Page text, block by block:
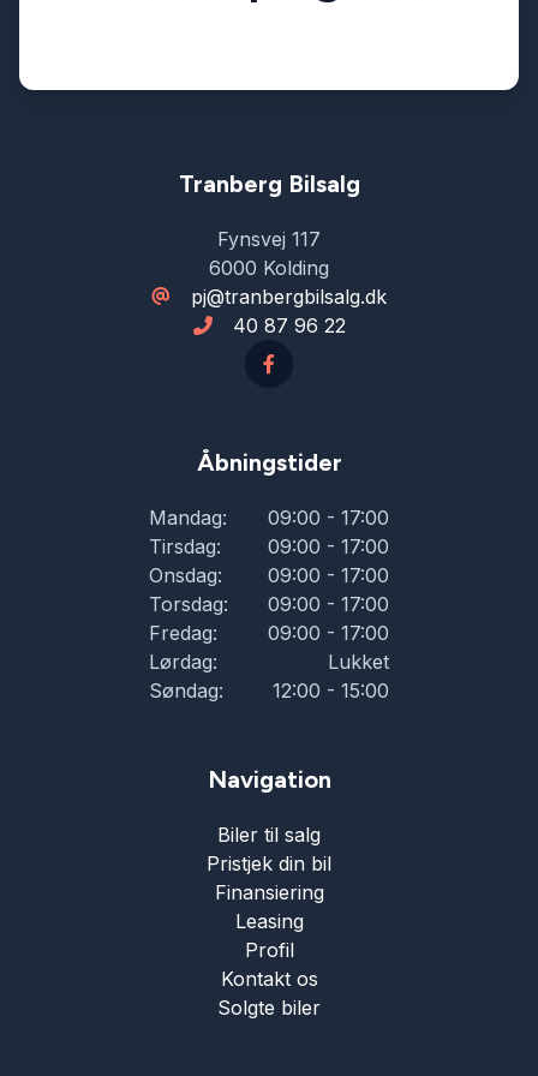
Tagræling
Tranberg Bilsalg
Fynsvej 117
6000 Kolding
pj@tranbergbilsalg.dk
40 87 96 22
Åbningstider
Mandag:
09:00 - 17:00
Tirsdag:
09:00 - 17:00
Onsdag:
09:00 - 17:00
Torsdag:
09:00 - 17:00
Fredag:
09:00 - 17:00
Lørdag:
Lukket
Søndag:
12:00 - 15:00
Navigation
Biler til salg
Pristjek din bil
Finansiering
Leasing
Profil
Kontakt os
Solgte biler